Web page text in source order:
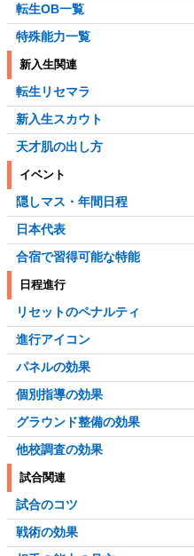
転生OB一覧
特殊能力一覧
新入生関連
転生リセマラ
新入生スカウト
天才肌の出し方
イベント
隠しマス・年間日程
日本代表
合宿で習得可能な特能
日程進行
リセットのペナルティ
進行アイコン
パネルの効果
個別指導の効果
グラウンド整備の効果
他校調査の効果
試合関連
試合のコツ
戦術の効果